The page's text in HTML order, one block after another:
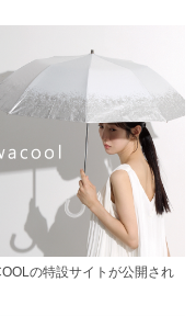
の特設サイトが公開され